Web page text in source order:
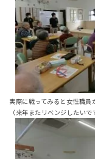
実際に戦ってみると女性職員
（来年またリベンジしたいで